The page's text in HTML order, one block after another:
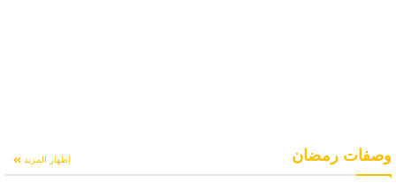
وصفات رمضان إظهار المزيد